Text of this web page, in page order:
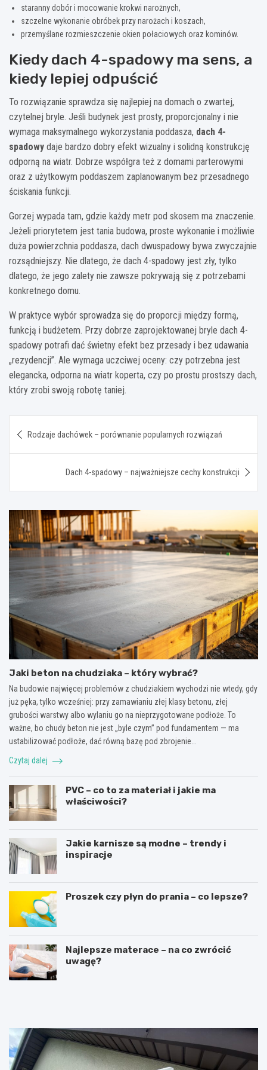
staranny dobór i mocowanie krokwi narożnych,
szczelne wykonanie obróbek przy narożach i koszach,
przemyślane rozmieszczenie okien połaciowych oraz kominów.
Kiedy dach 4-spadowy ma sens, a
kiedy lepiej odpuścić
To rozwiązanie sprawdza się najlepiej na domach o zwartej,
czytelnej bryle. Jeśli budynek jest prosty, proporcjonalny i nie
wymaga maksymalnego wykorzystania poddasza, dach 4-
spadowy daje bardzo dobry efekt wizualny i solidną konstrukcję
odporną na wiatr. Dobrze współgra też z domami parterowymi
oraz z użytkowym poddaszem zaplanowanym bez przesadnego
ściskania funkcji.
Gorzej wypada tam, gdzie każdy metr pod skosem ma znaczenie.
Jeżeli priorytetem jest tania budowa, proste wykonanie i możliwie
duża powierzchnia poddasza, dach dwuspadowy bywa zwyczajnie
rozsądniejszy. Nie dlatego, że dach 4-spadowy jest zły, tylko
dlatego, że jego zalety nie zawsze pokrywają się z potrzebami
konkretnego domu.
W praktyce wybór sprowadza się do proporcji między formą,
funkcją i budżetem. Przy dobrze zaprojektowanej bryle dach 4-
spadowy potrafi dać świetny efekt bez przesady i bez udawania
„rezydencji”. Ale wymaga uczciwej oceny: czy potrzebna jest
elegancka, odporna na wiatr koperta, czy po prostu prostszy dach,
który zrobi swoją robotę taniej.
wpisu
Rodzaje dachówek – porównanie popularnych rozwiązań
Dach 4-spadowy – najważniejsze cechy konstrukcji
Jaki beton na chudziaka – który wybrać?
Na budowie najwięcej problemów z chudziakiem wychodzi nie wtedy, gdy
już pęka, tylko wcześniej: przy zamawianiu złej klasy betonu, złej
grubości warstwy albo wylaniu go na nieprzygotowane podłoże. To
ważne, bo chudy beton nie jest „byle czym” pod fundamentem — ma
ustabilizować podłoże, dać równą bazę pod zbrojenie…
Czytaj dalej
PVC – co to za materiał i jakie ma
właściwości?
Jakie karnisze są modne – trendy i
inspiracje
Proszek czy płyn do prania – co lepsze?
Najlepsze materace – na co zwrócić
uwagę?
R
o
w
a
L
k
a
c